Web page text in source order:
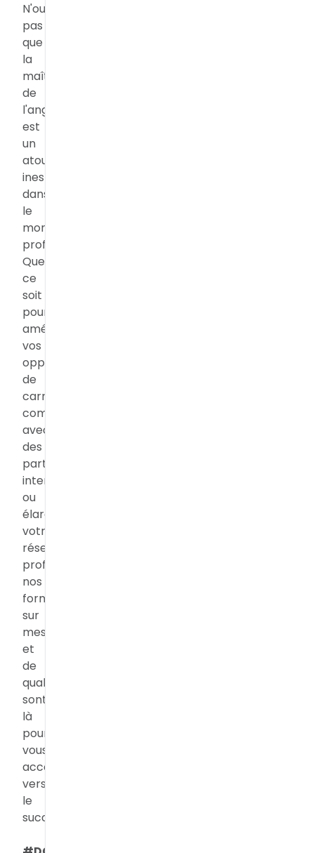
N'oubliez
pas
que
la
maîtrise
de
l'anglais
est
un
atout
inestimable
dans
le
monde
professionnel.
Que
ce
soit
pour
améliorer
vos
opportunités
de
carrière,
communiquer
avec
des
partenaires
internationaux
ou
élargir
votre
réseau
professionnel,
nos
formations
sur
mesure
et
de
qualité
sont
là
pour
vous
accompagner
vers
le
succès.